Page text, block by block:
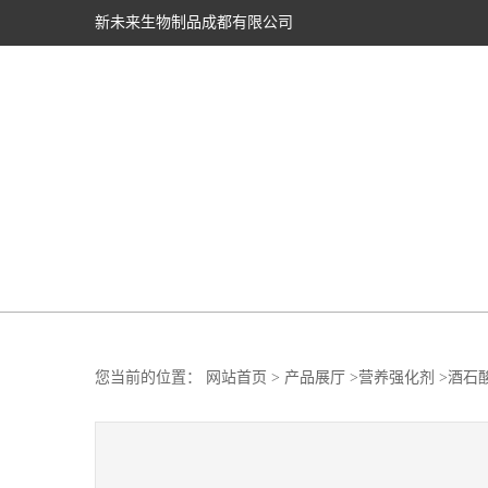
新未来生物制品成都有限公司
您当前的位置： 网站首页 > 产品展厅 >营养强化剂 >酒石